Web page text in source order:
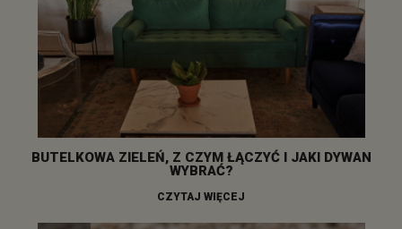
BUTELKOWA ZIELEŃ, Z CZYM ŁĄCZYĆ I JAKI DYWAN
WYBRAĆ?
CZYTAJ WIĘCEJ